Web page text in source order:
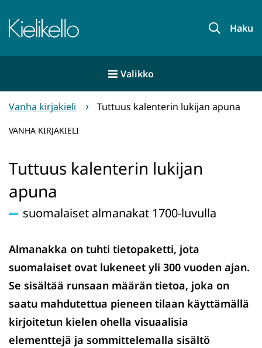
sisältöön
Etusivu Haku
Valikko
Vanha kirjakieli Tuttuus kalenterin lukijan apuna
VANHA KIRJAKIELI
Tuttuus kalenterin lukijan
apuna
suomalaiset almanakat 1700-luvulla
Almanakka on tuhti tietopaketti, jota
suomalaiset ovat lukeneet yli 300 vuoden ajan.
Se sisältää runsaan määrän tietoa, joka on
saatu mahdutettua pieneen tilaan käyttämällä
kirjoitetun kielen ohella visuaalisia
elementtejä ja sommittelemalla sisältö